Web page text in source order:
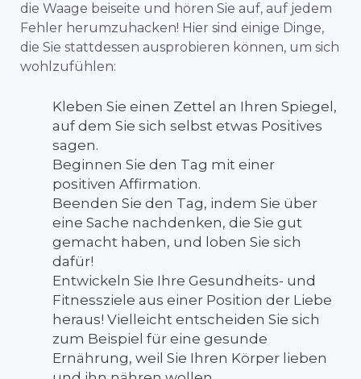
die Waage beiseite und hören Sie auf, auf jedem
Fehler herumzuhacken! Hier sind einige Dinge,
die Sie stattdessen ausprobieren können, um sich
wohlzufühlen:
Kleben Sie einen Zettel an Ihren Spiegel,
auf dem Sie sich selbst etwas Positives
sagen.
Beginnen Sie den Tag mit einer
positiven Affirmation.
Beenden Sie den Tag, indem Sie über
eine Sache nachdenken, die Sie gut
gemacht haben, und loben Sie sich
dafür!
Entwickeln Sie Ihre Gesundheits- und
Fitnessziele aus einer Position der Liebe
heraus! Vielleicht entscheiden Sie sich
zum Beispiel für eine gesunde
Ernährung, weil Sie Ihren Körper lieben